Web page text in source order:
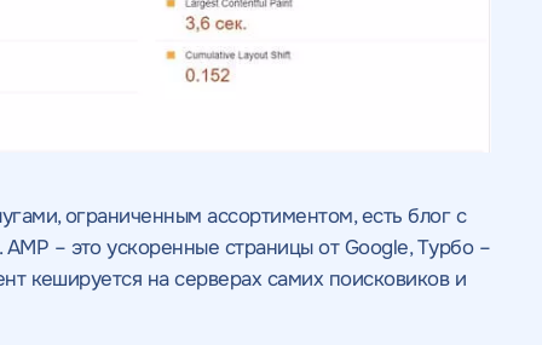
ограниченным ассортиментом, есть блог с
– это ускоренные страницы от Google, Турбо –
кешируется на серверах самих поисковиков и